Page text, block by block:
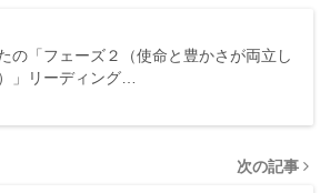
の「フェーズ２（使命と豊かさが両立し
」リーディング…
次の記事